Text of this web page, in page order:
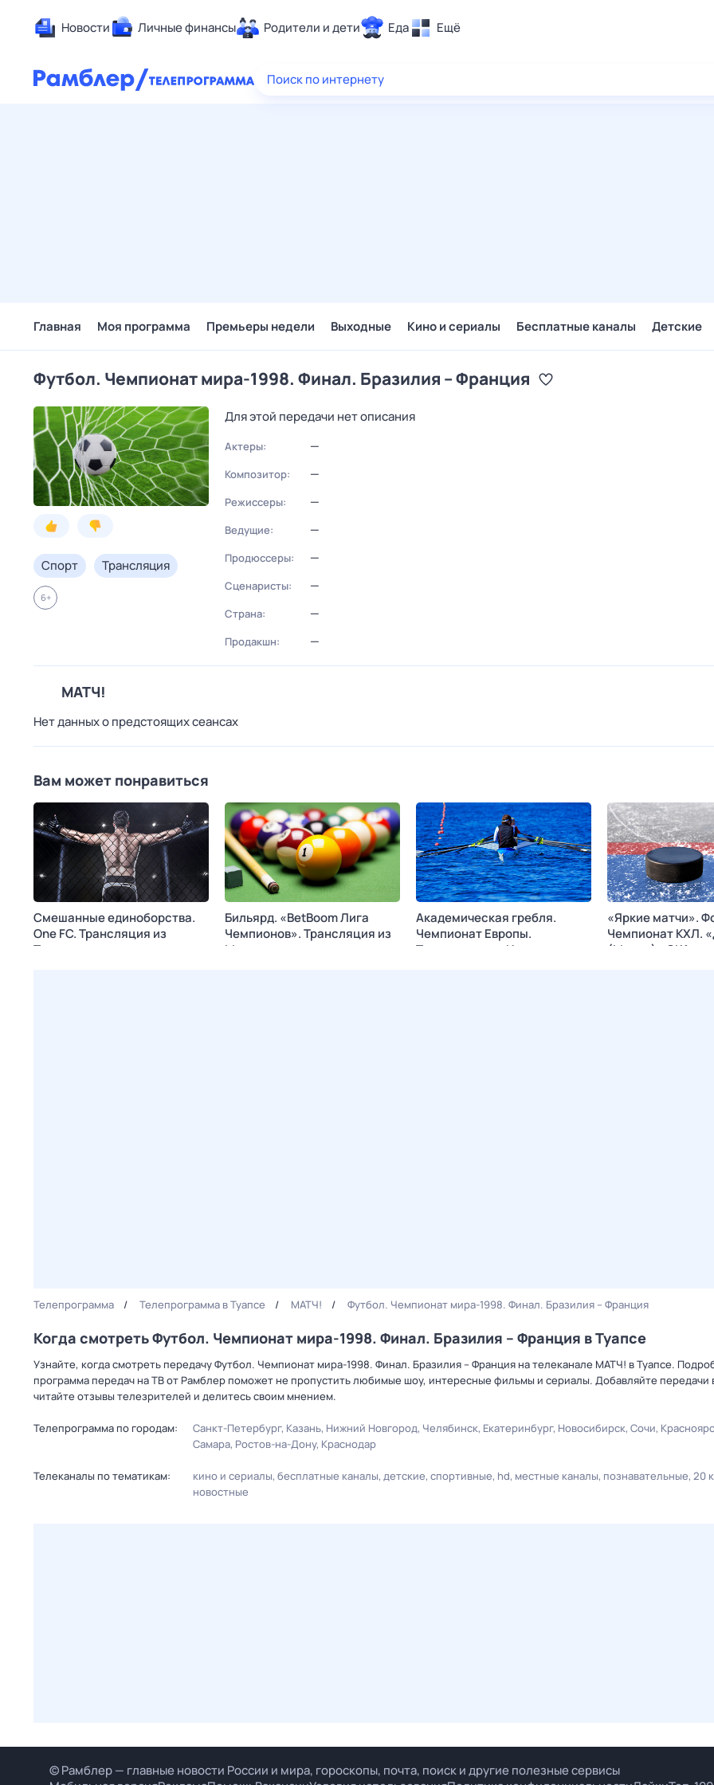
Новости Личные финансы Родители и дети Еда Ещё
Здоровье
Поиск по интернету
Главная Моя программа Премьеры недели Выходные Кино и сериалы Бесплатные каналы Детские
Футбол. Чемпионат мира-1998. Финал. Бразилия – Франция
Спорт Трансляция
6+
Для этой передачи нет описания
Актеры: —
Композитор: —
Режиссеры: —
Ведущие: —
Продюссеры: —
Сценаристы: —
Страна: —
Продакшн: —
МАТЧ!
Нет данных о предстоящих сеансах
Вам может понравиться
Смешанные единоборства.
One FC. Трансляция из
Таиланда
Бильярд. «BetBoom Лига
Чемпионов». Трансляция из
Москвы
Академическая гребля.
Чемпионат Европы.
Трансляция из Италии
«Яркие матчи».
Чемпионат КХЛ.
(Минск) - СКА
Телепрограмма Телепрограмма в Туапсе МАТЧ! Футбол. Чемпионат мира-1998. Финал. Бразилия – Франция
Когда смотреть Футбол. Чемпионат мира-1998. Финал. Бразилия – Франция в Туапсе
Узнайте, когда смотреть передачу Футбол. Чемпионат мира-1998. Финал. Бразилия – Франция на телеканале МАТЧ! в Туапсе.
программа передач на ТВ от Рамблер поможет не пропустить любимые шоу, интересные фильмы и сериалы. Добавляйте передачи
читайте отзывы телезрителей и делитесь своим мнением.
Телепрограмма по городам: Санкт-Петербург Казань Нижний Новгород Челябинск Екатеринбург Новосибирск Сочи
Самара Ростов-на-Дону Краснодар
Телеканалы по тематикам: кино и сериалы бесплатные каналы детские спортивные hd местные каналы познавательные 20
новостные
© Рамблер — главные новости России и мира, гороскопы, почта, поиск и другие полезные сервисы